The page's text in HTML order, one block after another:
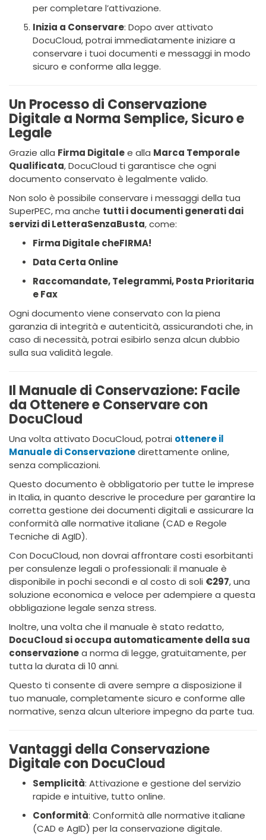
per completare l’attivazione.
Inizia a Conservare: Dopo aver attivato
DocuCloud, potrai immediatamente iniziare a
conservare i tuoi documenti e messaggi in modo
sicuro e conforme alla legge.
Un Processo di Conservazione
Digitale a Norma Semplice, Sicuro e
Legale
Grazie alla Firma Digitalee alla Marca Temporale
Qualificata, DocuCloud ti garantisce che ogni
documento conservato è legalmente valido.
Non solo è possibile conservare i messaggi della tua
SuperPEC, ma anche tutti i documenti generati dai
servizi di LetteraSenzaBusta, come:
Firma Digitale cheFIRMA!
Data Certa Online
Raccomandate, Telegrammi, Posta Prioritaria
e Fax
Ogni documento viene conservato con la piena
garanzia di integrità e autenticità, assicurandoti che, in
caso di necessità, potrai esibirlo senza alcun dubbio
sulla sua validità legale.
Il Manuale di Conservazione: Facile
da Ottenere e Conservare con
DocuCloud
Una volta attivato DocuCloud, potrai ottenere il
Manuale di Conservazionedirettamente online,
senza complicazioni.
Questo documento è obbligatorio per tutte le imprese
in Italia, in quanto descrive le procedure per garantire la
corretta gestione dei documenti digitali e assicurare la
conformità alle normative italiane (CAD e Regole
Tecniche di AgID).
Con DocuCloud, non dovrai affrontare costi esorbitanti
per consulenze legali o professionali: il manuale è
disponibile in pochi secondi e al costo di soli €297, una
soluzione economica e veloce per adempiere a questa
obbligazione legale senza stress.
Inoltre, una volta che il manuale è stato redatto,
DocuCloud si occupa automaticamente della sua
conservazionea norma di legge, gratuitamente, per
tutta la durata di 10 anni.
Questo ti consente di avere sempre a disposizione il
tuo manuale, completamente sicuro e conforme alle
normative, senza alcun ulteriore impegno da parte tua.
Vantaggi della Conservazione
Digitale con DocuCloud
Semplicità: Attivazione e gestione del servizio
rapide e intuitive, tutto online.
Conformità: Conformità alle normative italiane
(CAD e AgID) per la conservazione digitale.